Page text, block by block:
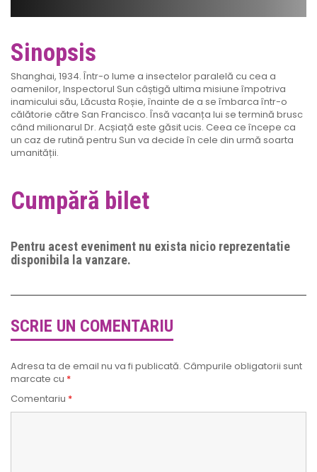
Sinopsis
Shanghai, 1934. Într-o lume a insectelor paralelă cu cea a
oamenilor, Inspectorul Sun câștigă ultima misiune împotriva
inamicului său, Lăcusta Roșie, înainte de a se îmbarca într-o
călătorie către San Francisco. Însă vacanța lui se termină brusc
când milionarul Dr. Acșiață este găsit ucis. Ceea ce începe ca
un caz de rutină pentru Sun va decide în cele din urmă soarta
umanității.
Cumpără bilet
Pentru acest eveniment nu exista nicio reprezentatie
disponibila la vanzare.
SCRIE UN COMENTARIU
Adresa ta de email nu va fi publicată. Câmpurile obligatorii sunt
marcate cu *
Comentariu *